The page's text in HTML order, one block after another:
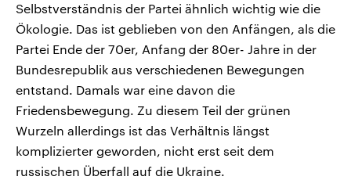
Selbstverständnis der Partei ähnlich wichtig wie die
Ökologie. Das ist geblieben von den Anfängen, als die
Partei Ende der 70er, Anfang der 80er- Jahre in der
Bundesrepublik aus verschiedenen Bewegungen
entstand. Damals war eine davon die
Friedensbewegung. Zu diesem Teil der grünen
Wurzeln allerdings ist das Verhältnis längst
komplizierter geworden, nicht erst seit dem
russischen Überfall auf die Ukraine.